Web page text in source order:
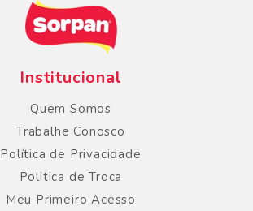
Institucional
Quem Somos
Trabalhe Conosco
Política de Privacidade
Politica de Troca
Meu Primeiro Acesso